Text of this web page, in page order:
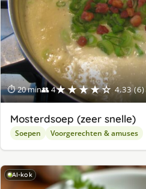
⏱ 20 min👥 4★★★★☆ 4.33 (6)
Mosterdsoep (zeer snelle)
Soepen Voorgerechten & amuses
AI-kok